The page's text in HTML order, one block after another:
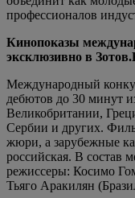
профессионалов
Кинопоказы
эксклюзивно в
Международный
дебютов до 30 минут
Великобритании,
Сербии и других.
жюри, а зарубежные
российская. В состав
режиссеры: Косимо
Тьяго Аракилян